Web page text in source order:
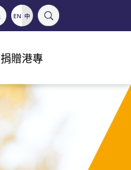
捐贈港專